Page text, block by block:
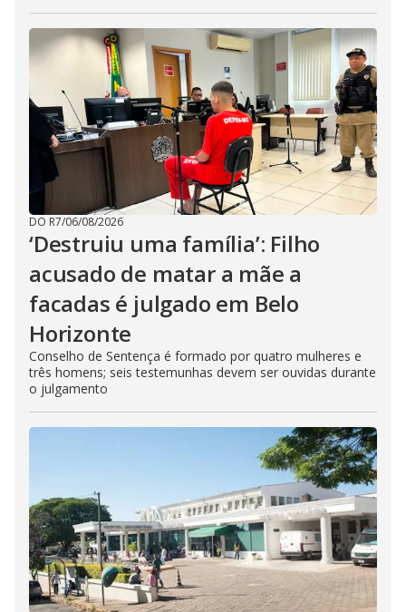
DO R7/06/08/2026
‘Destruiu uma família’: Filho
acusado de matar a mãe a
facadas é julgado em Belo
Horizonte
Conselho de Sentença é formado por quatro mulheres e
três homens; seis testemunhas devem ser ouvidas durante
o julgamento